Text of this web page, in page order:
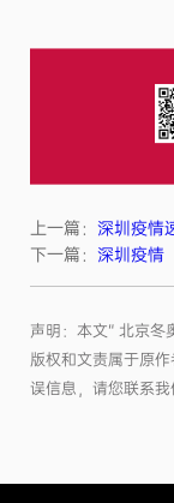
上一篇： 深圳疫情
下一篇： 深圳疫情
声明：本文“ 北京
版权和文责属于原
误信息，请您联系我